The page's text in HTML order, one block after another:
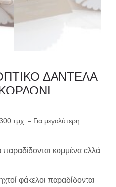
ΔΑΝΤΕΛΑ
τμχ. – Για μεγαλύτερη
παραδίδονται κομμένα αλλά
φάκελοι παραδίδονται